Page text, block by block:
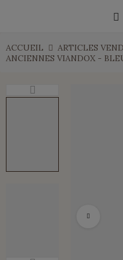
ACCUEIL ARTICLES
ANCIENNES VIANDOX -